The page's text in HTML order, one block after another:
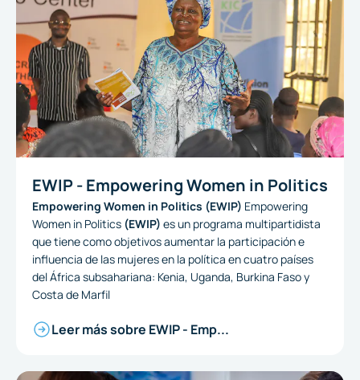
EWIP - Empowering Women in Politics
Empowering Women in Politics (EWIP) Empowering
Women in Politics (EWIP) es un programa multipartidista
que tiene como objetivos aumentar la participación e
influencia de las mujeres en la política en cuatro países
del África subsahariana: Kenia, Uganda, Burkina Faso y
Costa de Marfil
Leer más sobre EWIP - Emp...